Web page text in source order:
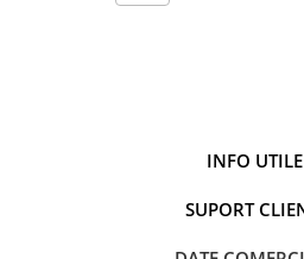
INFO UTILE
SUPORT